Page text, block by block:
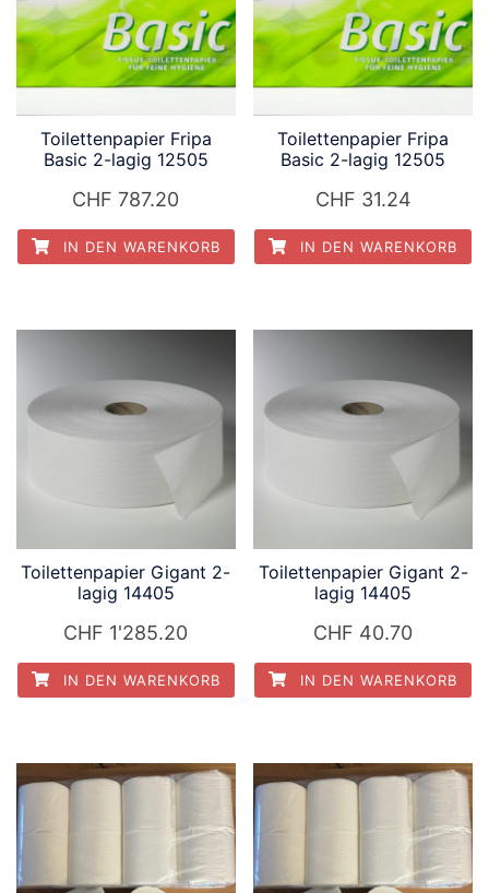
Toilettenpapier Fripa
Basic 2-lagig 12505
CHF 787.20
IN DEN WARENKORB
Toilettenpapier Fripa
Basic 2-lagig 12505
CHF 31.24
IN DEN WARENKORB
Toilettenpapier Gigant 2-
lagig 14405
CHF 1'285.20
IN DEN WARENKORB
Toilettenpapier Gigant 2-
lagig 14405
CHF 40.70
IN DEN WARENKORB